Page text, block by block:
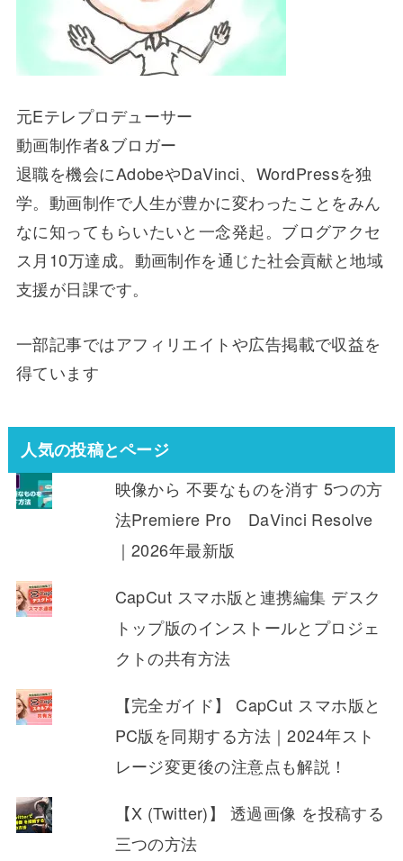
元Eテレプロデューサー
動画制作者&ブロガー
退職を機会にAdobeやDaVinci、WordPressを独
学。動画制作で人生が豊かに変わったことをみん
なに知ってもらいたいと一念発起。ブログアクセ
ス月10万達成。動画制作を通じた社会貢献と地域
支援が日課です。
一部記事ではアフィリエイトや広告掲載で収益を
得ています
人気の投稿とページ
映像から 不要なものを消す 5つの方
法Premiere Pro DaVinci Resolve
｜2026年最新版
CapCut スマホ版と連携編集 デスク
トップ版のインストールとプロジェ
クトの共有方法
【完全ガイド】 CapCut スマホ版と
PC版を同期する方法｜2024年スト
レージ変更後の注意点も解説！
【X (Twitter)】 透過画像 を投稿する
三つの方法